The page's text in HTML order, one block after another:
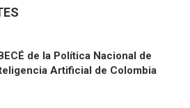
de la Política Nacional de
Artificial de Colombia